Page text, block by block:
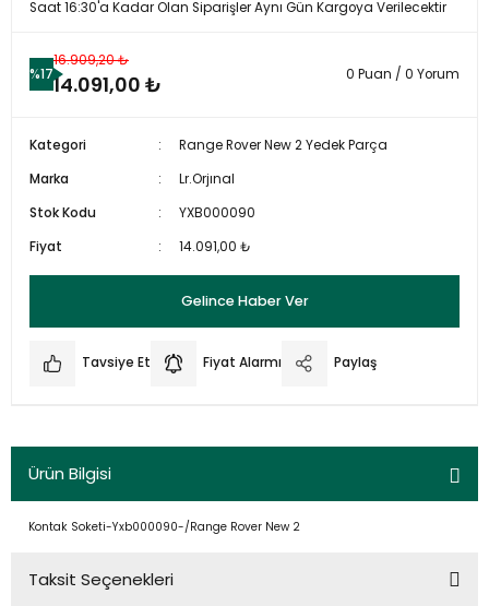
Saat 16:30'a Kadar Olan Siparişler Aynı Gün Kargoya Verilecektir
%17
16.909,20 ₺
14.091,00 ₺ 0 Puan / 0 Yorum
Kategori
Range Rover New 2 Yedek Parça
Marka
Lr.Orjınal
Stok Kodu
YXB000090
Fiyat
14.091,00 ₺
Gelince Haber Ver
Tavsiye Et Fiyat Alarmı Paylaş
Ürün Bilgisi
Kontak Soketi-Yxb000090-/Range Rover New 2
Taksit Seçenekleri